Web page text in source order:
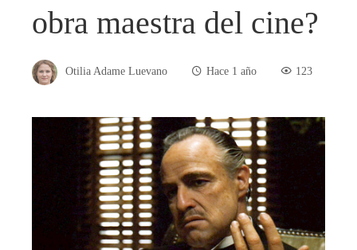
obra maestra del cine?
Otilia Adame Luevano Hace 1 año 123